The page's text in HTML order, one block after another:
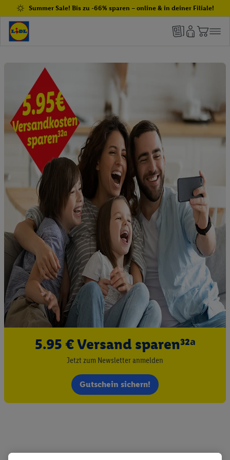
Summer Sale! Bis zu -66% sparen – online & in deiner Filiale!
5.95 € Versand sparen³²ᵃ
Jetzt zum Newsletter anmelden
Gutschein sichern!